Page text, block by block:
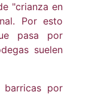
"crianza en
Por esto
pasa por
suelen
por